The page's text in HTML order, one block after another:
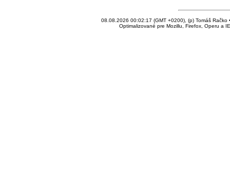
08.08.2026 00:02:17 (GMT +0200), (p) Tomáš Račko
Optimalizované pre Mozillu, Firefox, Operu a